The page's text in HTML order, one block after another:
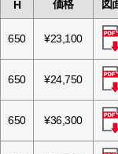
H 価格 図
650 ¥23,100
650 ¥24,750
650 ¥36,300